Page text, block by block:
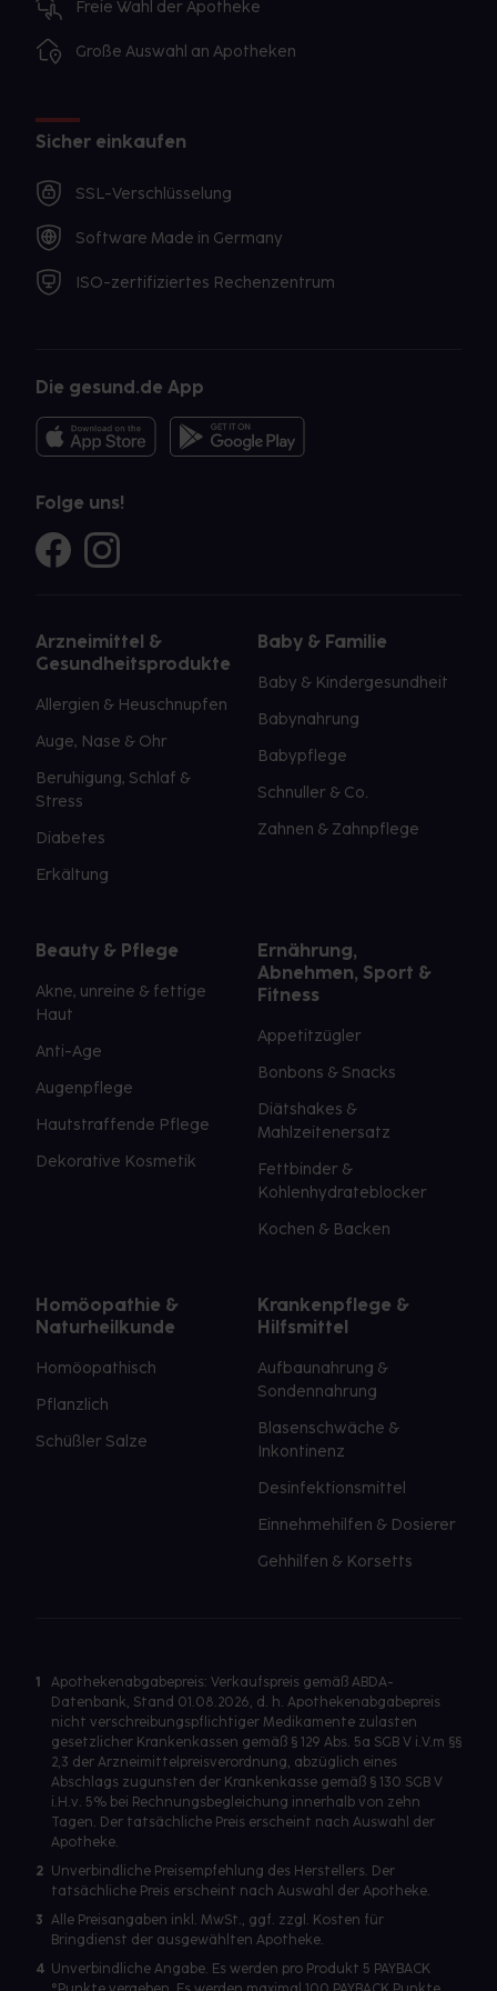
Freie Wahl der Apotheke
Große Auswahl an Apotheken
Sicher einkaufen
SSL-Verschlüsselung
Software Made in Germany
ISO-zertifiziertes Rechenzentrum
Die gesund.de App
Folge uns!
Arzneimittel &
Gesundheitsprodukte
Allergien & Heuschnupfen
Auge, Nase & Ohr
Beruhigung, Schlaf &
Stress
Diabetes
Erkältung
Baby & Familie
Baby & Kindergesundheit
Babynahrung
Babypflege
Schnuller & Co.
Zahnen & Zahnpflege
Beauty & Pflege
Akne, unreine & fettige
Haut
Anti-Age
Augenpflege
Hautstraffende Pflege
Dekorative Kosmetik
Ernährung,
Abnehmen, Sport &
Fitness
Appetitzügler
Bonbons & Snacks
Diätshakes &
Mahlzeitenersatz
Fettbinder &
Kohlenhydrateblocker
Kochen & Backen
Homöopathie &
Naturheilkunde
Homöopathisch
Pflanzlich
Schüßler Salze
Krankenpflege &
Hilfsmittel
Aufbaunahrung &
Sondennahrung
Blasenschwäche &
Inkontinenz
Desinfektionsmittel
Einnehmehilfen & Dosierer
Gehhilfen & Korsetts
1
Apothekenabgabepreis: Verkaufspreis gemäß ABDA-
Datenbank, Stand 01.08.2026, d. h. Apothekenabgabepreis
nicht verschreibungspflichtiger Medikamente zulasten
gesetzlicher Krankenkassen gemäß § 129 Abs. 5a SGB V i.V.m §§
2,3 der Arzneimittelpreisverordnung, abzüglich eines
Abschlags zugunsten der Krankenkasse gemäß § 130 SGB V
i.H.v. 5% bei Rechnungsbegleichung innerhalb von zehn
Tagen. Der tatsächliche Preis erscheint nach Auswahl der
Apotheke.
2 Unverbindliche Preisempfehlung des Herstellers. Der
tatsächliche Preis erscheint nach Auswahl der Apotheke.
3 Alle Preisangaben inkl. MwSt., ggf. zzgl. Kosten für
Bringdienst der ausgewählten Apotheke.
4 Unverbindliche Angabe. Es werden pro Produkt 5 PAYBACK